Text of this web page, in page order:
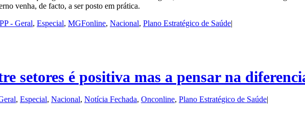
venha, de facto, a ser posto em prática.
- Geral, Especial, MGFonline, Nacional, Plano Estratégico de Saúde|
setores é positiva mas a pensar na
, Especial, Nacional, Notícia Fechada, Onconline, Plano Estratégico de Saúde